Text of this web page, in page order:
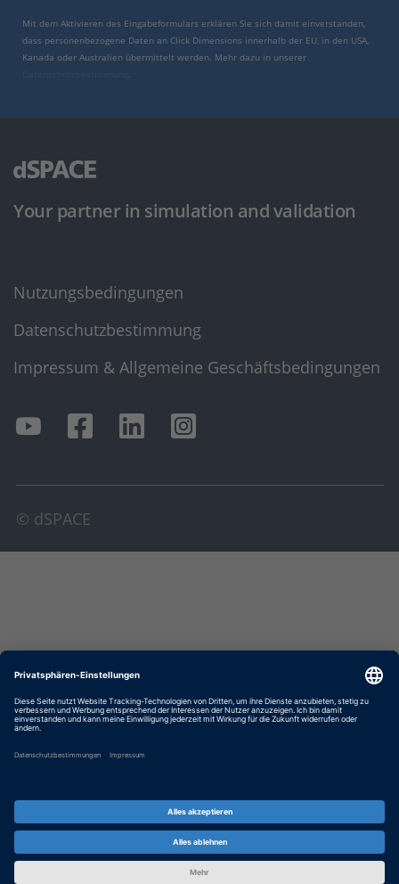
Mit dem Aktivieren des Eingabeformulars erklären Sie sich damit einverstanden,
dass personenbezogene Daten an Click Dimensions innerhalb der EU, in den USA,
Kanada oder Australien übermittelt werden. Mehr dazu in unserer
Your partner in simulation and validation
Nutzungsbedingungen
Datenschutzbestimmung
Impressum & Allgemeine Geschäftsbedingungen
© dSPACE